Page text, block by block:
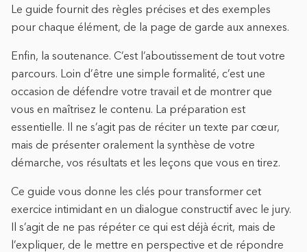
Le guide fournit des règles précises et des exemples
pour chaque élément, de la page de garde aux annexes.
Enfin, la soutenance. C’est l’aboutissement de tout votre
parcours. Loin d’être une simple formalité, c’est une
occasion de défendre votre travail et de montrer que
vous en maîtrisez le contenu. La préparation est
essentielle. Il ne s’agit pas de réciter un texte par cœur,
mais de présenter oralement la synthèse de votre
démarche, vos résultats et les leçons que vous en tirez.
Ce guide vous donne les clés pour transformer cet
exercice intimidant en un dialogue constructif avec le jury.
Il s’agit de ne pas répéter ce qui est déjà écrit, mais de
l’expliquer, de le mettre en perspective et de répondre